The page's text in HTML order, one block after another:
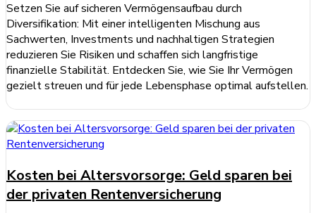
Setzen Sie auf sicheren Vermögensaufbau durch
Diversifikation: Mit einer intelligenten Mischung aus
Sachwerten, Investments und nachhaltigen Strategien
reduzieren Sie Risiken und schaffen sich langfristige
finanzielle Stabilität. Entdecken Sie, wie Sie Ihr Vermögen
gezielt streuen und für jede Lebensphase optimal aufstellen.
weiterlesen ...
Kosten bei Altersvorsorge: Geld sparen bei
der privaten Rentenversicherung